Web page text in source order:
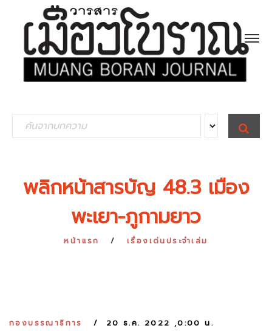
e
S
E
A
พลิกหน้าสารบัญ 48.3 เมือง
พะเยา-ภูกามยาว
หน้าแรก เรื่องเด่นประจำเล่ม
กองบรรณาธิการ 20 ธ.ค. 2022 ,0:00 น.